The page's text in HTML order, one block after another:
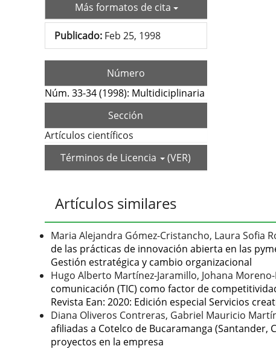
Más formatos de cita
Publicado: Feb 25, 1998
Número
Núm. 33-34 (1998): Multidiciplinaria
Sección
Artículos científicos
Términos de Licencia
(VER)
Artículos similares
Maria Alejandra Gómez-Cristancho, Laura Sofia
de las prácticas de innovación abierta en las
Gestión estratégica y cambio organizacional
Hugo Alberto Martínez-Jaramillo, Johana
comunicación (TIC) como factor de
Revista Ean: 2020: Edición especial Servicios
Diana Oliveros Contreras, Gabriel Mauricio
afiliadas a Cotelco de Bucaramanga (Santander,
proyectos en la empresa